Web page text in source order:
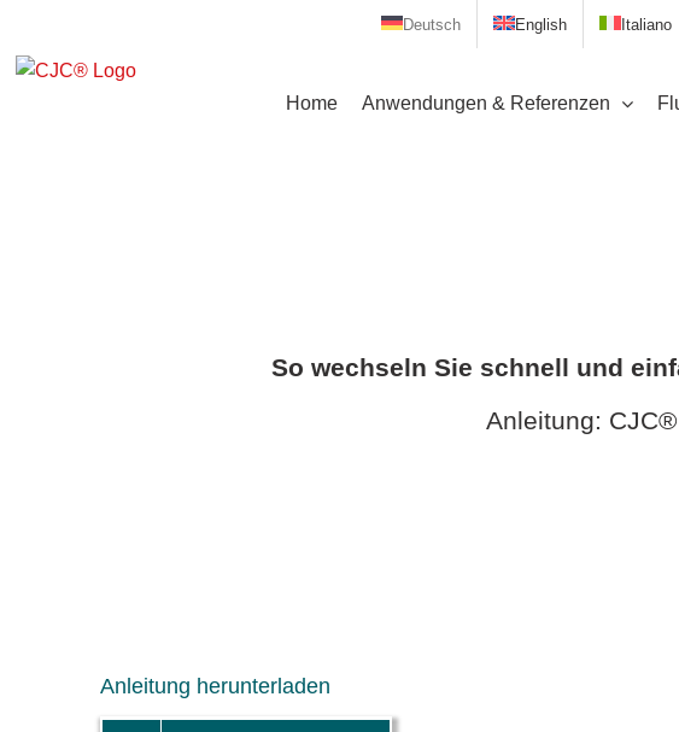
springen
Deutsch English Italiano
Home Anwendungen & Referenzen
So wechseln Sie schnell und
Anleitung:
Anleitung herunterladen